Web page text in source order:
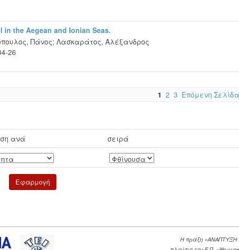
the Aegean and Ionian Seas.
Πάνος; Λασκαράτος, Αλέξανδρος
26
1 2 3 Επόμενη Σελίδα
ανά σειρά
Η πράξη «ΑΝΑΠΤΥΞΗ